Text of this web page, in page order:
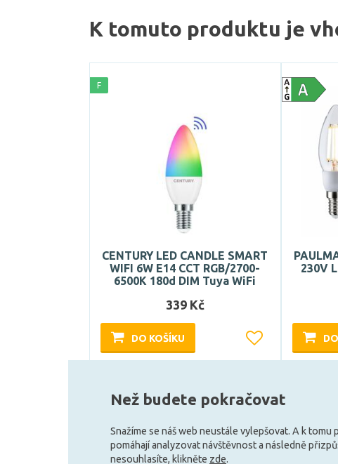
K tomuto produktu je
F
CENTURY LED CANDLE SMART
WIFI 6W E14 CCT RGB/2700-
6500K 180d DIM Tuya WiFi
339 Kč
DO KOŠÍKU
230V
Než budete pokračovat
Snažíme se náš web neustále vylepšovat. A k tomu
pomáhají analyzovat návštěvnost a následně
nesouhlasíte, klikněte zde.